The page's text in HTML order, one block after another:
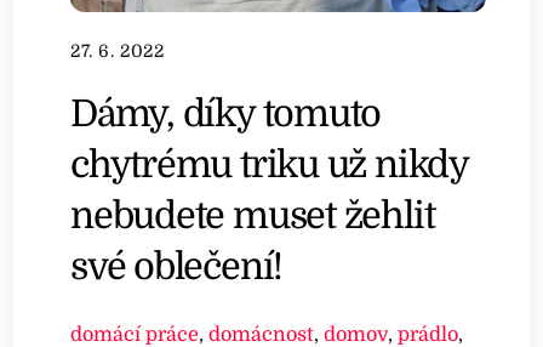
27. 6. 2022
Dámy, díky tomuto
chytrému triku už nikdy
nebudete muset žehlit
své oblečení!
domácí práce,domácnost,domov,prádlo,